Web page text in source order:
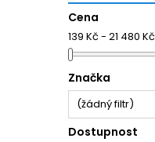
Cena
139 Kč - 21 480 Kč
Značka
(žádný filtr)
Dostupnost